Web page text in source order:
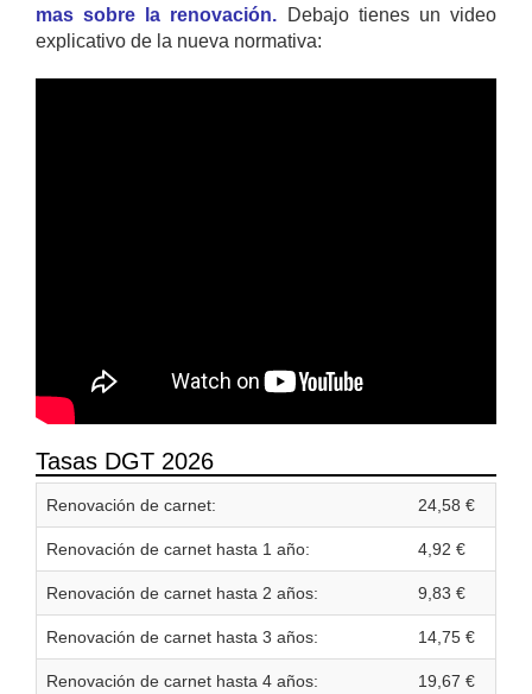
mas sobre la renovación. Debajo tienes un video
explicativo de la nueva normativa:
Tasas DGT 2026
Renovación de carnet: 24,58 €
Renovación de carnet hasta 1 año: 4,92 €
Renovación de carnet hasta 2 años: 9,83 €
Renovación de carnet hasta 3 años: 14,75 €
Renovación de carnet hasta 4 años: 19,67 €